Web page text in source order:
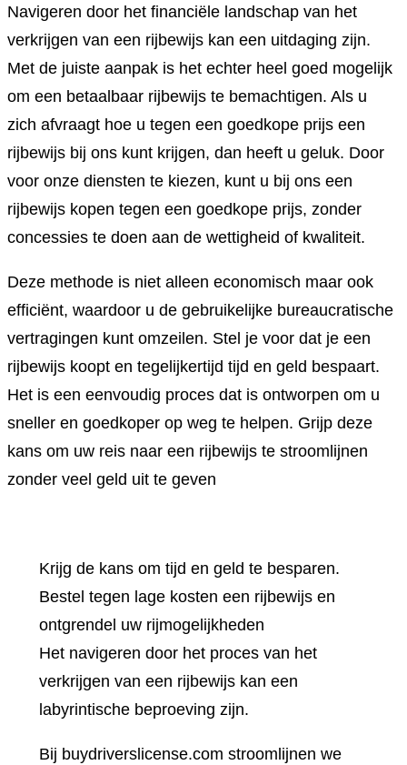
Navigeren door het financiële landschap van het
verkrijgen van een rijbewijs kan een uitdaging zijn.
Met de juiste aanpak is het echter heel goed mogelijk
om een betaalbaar rijbewijs te bemachtigen. Als u
zich afvraagt hoe u tegen een goedkope prijs een
rijbewijs bij ons kunt krijgen, dan heeft u geluk. Door
voor onze diensten te kiezen, kunt u bij ons een
rijbewijs kopen tegen een goedkope prijs, zonder
concessies te doen aan de wettigheid of kwaliteit.
Deze methode is niet alleen economisch maar ook
efficiënt, waardoor u de gebruikelijke bureaucratische
vertragingen kunt omzeilen. Stel je voor dat je een
rijbewijs koopt en tegelijkertijd tijd en geld bespaart.
Het is een eenvoudig proces dat is ontworpen om u
sneller en goedkoper op weg te helpen. Grijp deze
kans om uw reis naar een rijbewijs te stroomlijnen
zonder veel geld uit te geven
Krijg de kans om tijd en geld te besparen.
Bestel tegen lage kosten een rijbewijs en
ontgrendel uw rijmogelijkheden
Het navigeren door het proces van het
verkrijgen van een rijbewijs kan een
labyrintische beproeving zijn.
Bij buydriverslicense.com stroomlijnen we